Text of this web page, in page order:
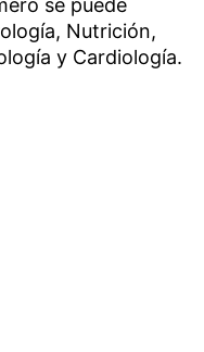
se puede
Nutrición,
y Cardiología.